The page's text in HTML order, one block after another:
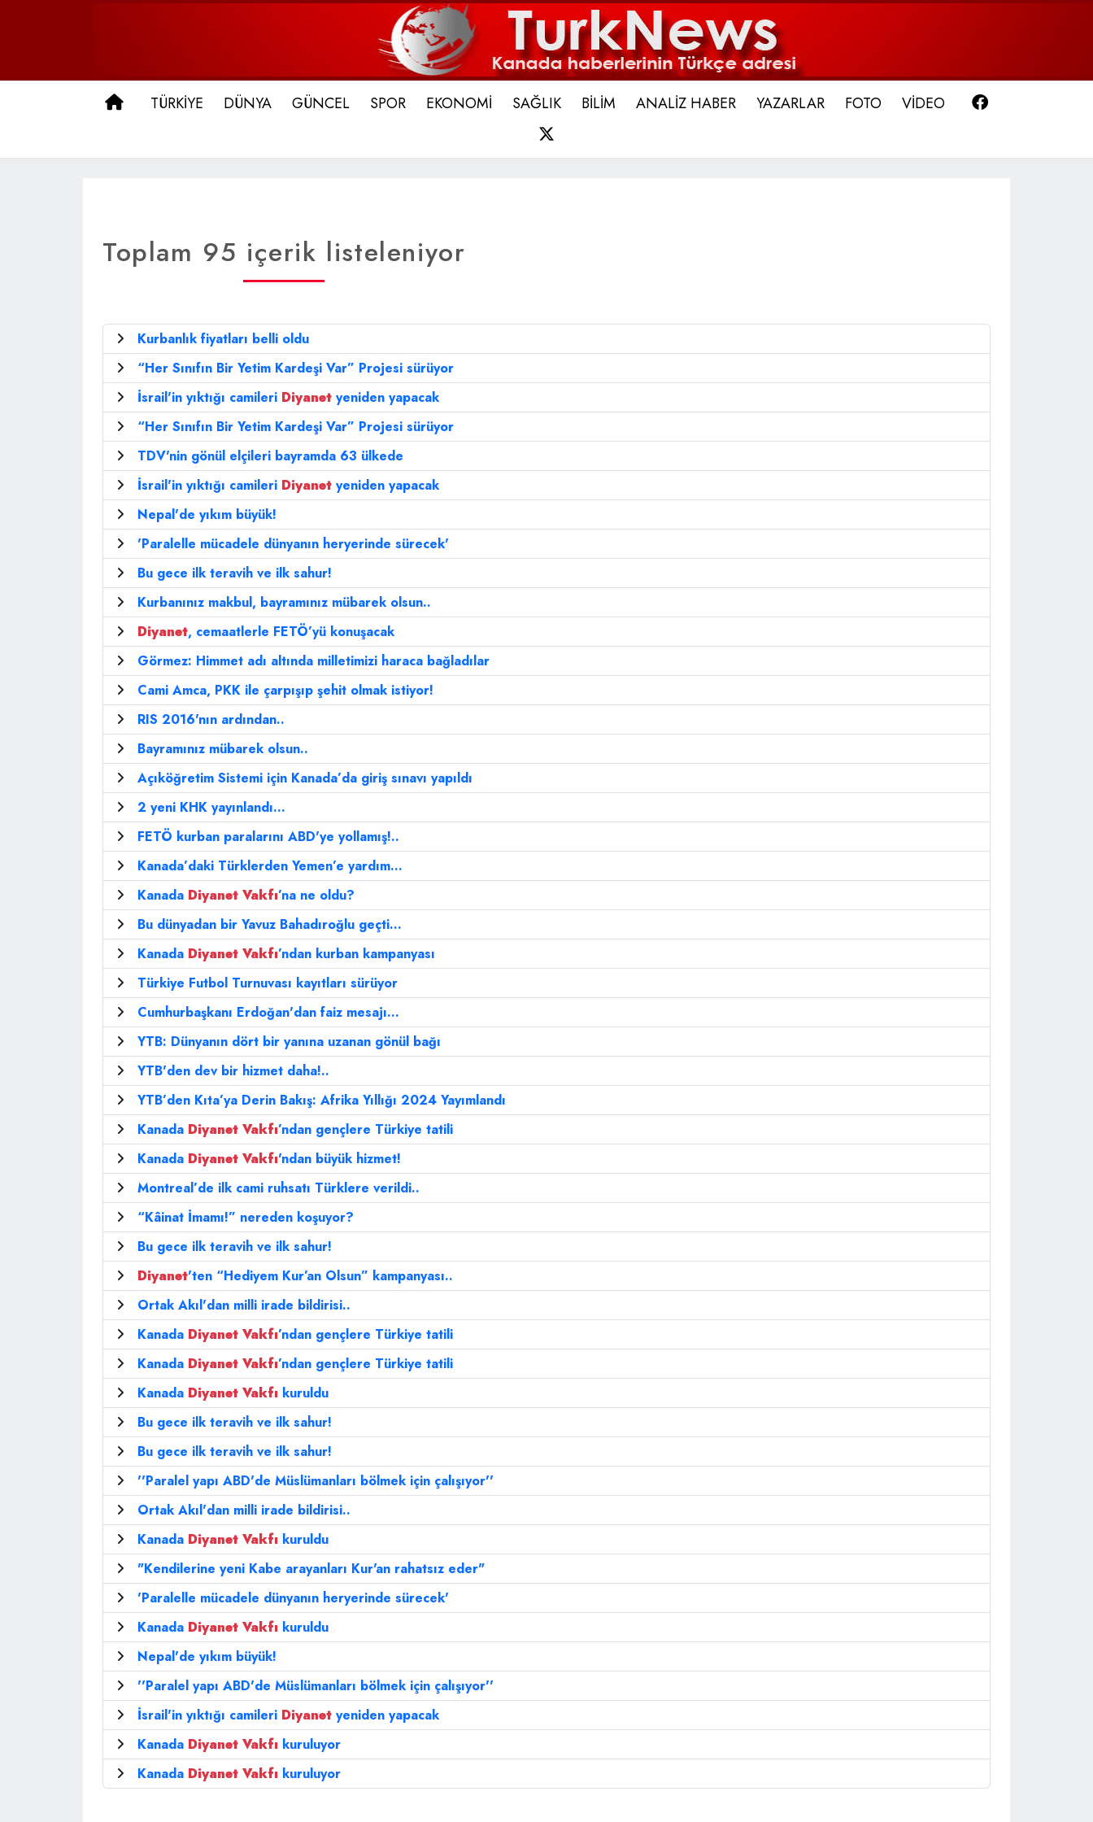
ANA SAYFA
TÜRKİYE DÜNYA GÜNCEL SPOR EKONOMİ SAĞLIK BİLİM ANALİZ HABER YAZARLAR FOTO VİDEO
Toplam 95 içerik listeleniyor
Kurbanlık fiyatları belli oldu
“Her Sınıfın Bir Yetim Kardeşi Var” Projesi sürüyor
İsrail'in yıktığı camileri Diyanet yeniden yapacak
“Her Sınıfın Bir Yetim Kardeşi Var” Projesi sürüyor
TDV'nin gönül elçileri bayramda 63 ülkede
İsrail'in yıktığı camileri Diyanet yeniden yapacak
Nepal'de yıkım büyük!
'Paralelle mücadele dünyanın heryerinde sürecek'
Bu gece ilk teravih ve ilk sahur!
Kurbanınız makbul, bayramınız mübarek olsun..
Diyanet, cemaatlerle FETÖ’yü konuşacak
Görmez: Himmet adı altında milletimizi haraca bağladılar
Cami Amca, PKK ile çarpışıp şehit olmak istiyor!
RIS 2016'nın ardından..
Bayramınız mübarek olsun..
Açıköğretim Sistemi için Kanada’da giriş sınavı yapıldı
2 yeni KHK yayınlandı...
FETÖ kurban paralarını ABD'ye yollamış!..
Kanada’daki Türklerden Yemen’e yardım...
Kanada Diyanet Vakfı’na ne oldu?
Bu dünyadan bir Yavuz Bahadıroğlu geçti...
Kanada Diyanet Vakfı’ndan kurban kampanyası
Türkiye Futbol Turnuvası kayıtları sürüyor
Cumhurbaşkanı Erdoğan'dan faiz mesajı...
YTB: Dünyanın dört bir yanına uzanan gönül bağı
YTB'den dev bir hizmet daha!..
YTB’den Kıta’ya Derin Bakış: Afrika Yıllığı 2024 Yayımlandı
Kanada Diyanet Vakfı’ndan gençlere Türkiye tatili
Kanada Diyanet Vakfı'ndan büyük hizmet!
Montreal’de ilk cami ruhsatı Türklere verildi..
“Kâinat İmamı!” nereden koşuyor?
Bu gece ilk teravih ve ilk sahur!
Diyanet'ten “Hediyem Kur’an Olsun” kampanyası..
Ortak Akıl'dan milli irade bildirisi..
Kanada Diyanet Vakfı’ndan gençlere Türkiye tatili
Kanada Diyanet Vakfı’ndan gençlere Türkiye tatili
Kanada Diyanet Vakfı kuruldu
Bu gece ilk teravih ve ilk sahur!
Bu gece ilk teravih ve ilk sahur!
''Paralel yapı ABD'de Müslümanları bölmek için çalışıyor''
Ortak Akıl'dan milli irade bildirisi..
Kanada Diyanet Vakfı kuruldu
"Kendilerine yeni Kabe arayanları Kur'an rahatsız eder"
'Paralelle mücadele dünyanın heryerinde sürecek'
Kanada Diyanet Vakfı kuruldu
Nepal'de yıkım büyük!
''Paralel yapı ABD'de Müslümanları bölmek için çalışıyor''
İsrail'in yıktığı camileri Diyanet yeniden yapacak
Kanada Diyanet Vakfı kuruluyor
Kanada Diyanet Vakfı kuruluyor